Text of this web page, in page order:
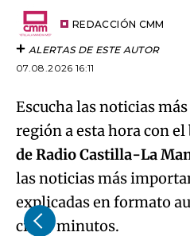
REDACCIÓN CMM
ALERTAS DE ESTE AUTOR
07.08.2026 16:11
Escucha las noticias
región a esta hora con el
de Radio Castilla-La
las noticias más
explicadas en formato
cinco minutos.